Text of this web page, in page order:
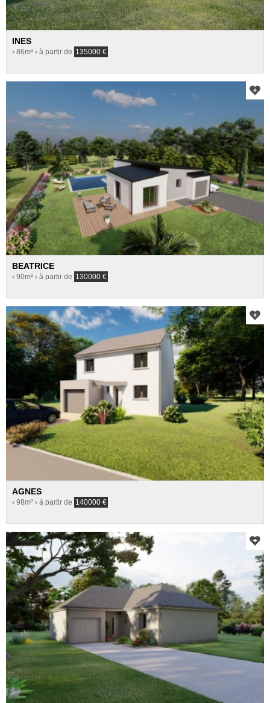
INES
› 86m² › à partir de 135000 €
BEATRICE
› 90m² › à partir de 130000 €
AGNES
› 98m² › à partir de 140000 €